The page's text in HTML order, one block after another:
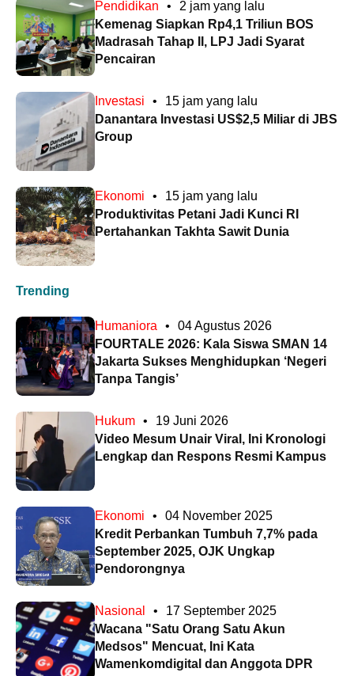
Pendidikan •
2 jam yang lalu
Kemenag Siapkan Rp4,1 Triliun BOS
Madrasah Tahap II, LPJ Jadi Syarat
Pencairan
Investasi •
15 jam yang lalu
Danantara Investasi US$2,5 Miliar di JBS
Group
Ekonomi •
15 jam yang lalu
Produktivitas Petani Jadi Kunci RI
Pertahankan Takhta Sawit Dunia
Trending
Humaniora •
04 Agustus 2026
FOURTALE 2026: Kala Siswa SMAN 14
Jakarta Sukses Menghidupkan ‘Negeri
Tanpa Tangis’
Hukum •
19 Juni 2026
Video Mesum Unair Viral, Ini Kronologi
Lengkap dan Respons Resmi Kampus
Ekonomi •
04 November 2025
Kredit Perbankan Tumbuh 7,7% pada
September 2025, OJK Ungkap
Pendorongnya
Nasional •
17 September 2025
Wacana "Satu Orang Satu Akun
Medsos" Mencuat, Ini Kata
Wamenkomdigital dan Anggota DPR